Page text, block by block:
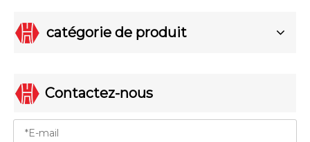
catégorie de produit
Contactez-nous